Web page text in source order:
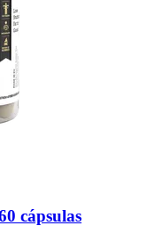
cápsulas